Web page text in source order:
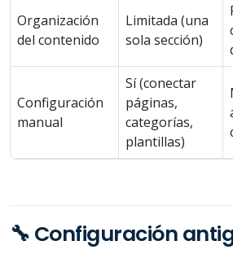
Organización
del contenido
Limitada (una
sola sección)
Configuración
manual
Sí (conectar
páginas,
categorías,
plantillas)
🔧 Configuración